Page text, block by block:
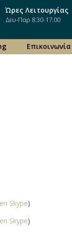
Ώρες Λειτουργίας
Δευ-Παρ 8:30-17.00
Επικοινωνία
Skype)
Skype)